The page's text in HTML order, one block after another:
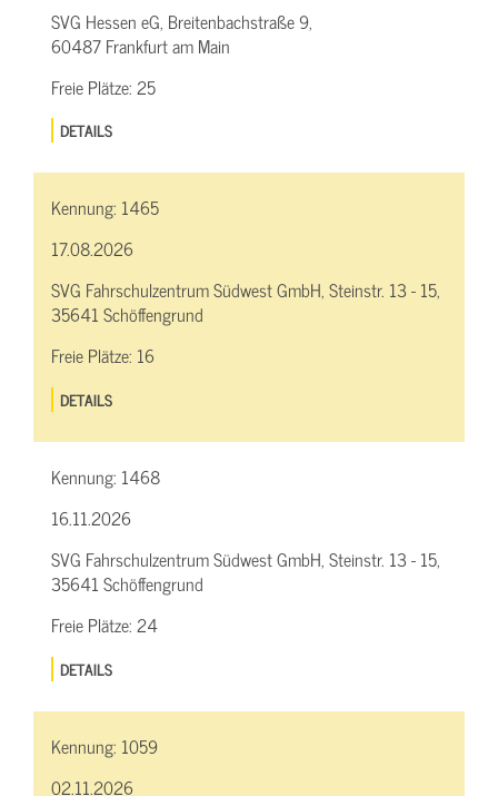
SVG Hessen eG, Breitenbachstraße 9,
60487 Frankfurt am Main
Freie Plätze:25
DETAILS
Kennung: 1465
17.08.2026
SVG Fahrschulzentrum Südwest GmbH, Steinstr. 13 - 15,
35641 Schöffengrund
Freie Plätze: 16
DETAILS
Kennung: 1468
16.11.2026
SVG Fahrschulzentrum Südwest GmbH, Steinstr. 13 - 15,
35641 Schöffengrund
Freie Plätze:24
DETAILS
Kennung: 1059
02.11.2026